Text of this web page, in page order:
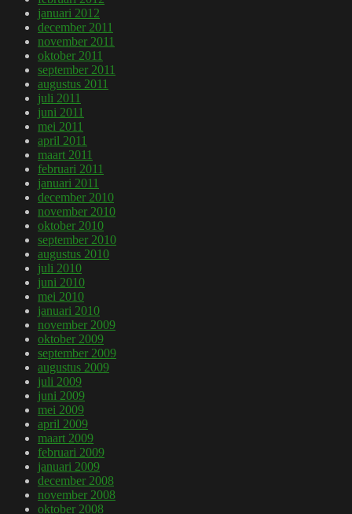
januari 2012
december 2011
november 2011
oktober 2011
september 2011
augustus 2011
juli 2011
juni 2011
mei 2011
april 2011
maart 2011
februari 2011
januari 2011
december 2010
november 2010
oktober 2010
september 2010
augustus 2010
juli 2010
juni 2010
mei 2010
januari 2010
november 2009
oktober 2009
september 2009
augustus 2009
juli 2009
juni 2009
mei 2009
april 2009
maart 2009
februari 2009
januari 2009
december 2008
november 2008
oktober 2008